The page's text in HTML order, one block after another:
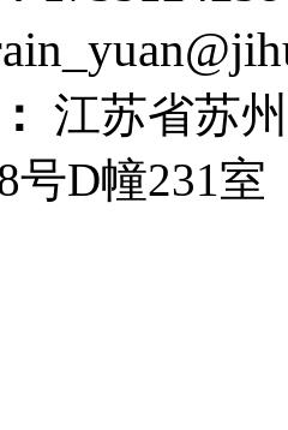
江苏省苏
号D幢231室